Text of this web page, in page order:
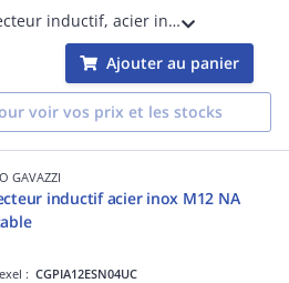
Détecteur inductif, acier inoxydable M30, câble 2m, Sn 15mm, montage non encastré, corps long, NPN NC, alimentation 10-40Vdc, courant de sortie max 200mA, fréquence commutation max 100Hz, température fonctionnement -25°C - +70°C, IP67
Ajouter au panier
voir vos prix et les stocks
GAVAZZI
inductif acier inox M12 NA
:CGPIA12ESN04UC